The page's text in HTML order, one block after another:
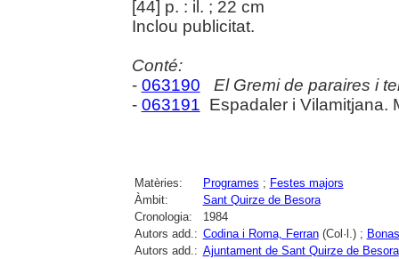
[44] p. : il. ; 22 cm
Inclou publicitat.
Conté:
- 063190
El Gremi de paraires i
- 063191 Espadaler i Vilamitjana.
Matèries: Programes ; Festes majors
Àmbit:
Sant Quirze de Besora
Cronologia:
1984
Autors add.: Codina i Roma, Ferran(Col·l.) ;
Autors add.: Ajuntament de Sant Quirze de Besora